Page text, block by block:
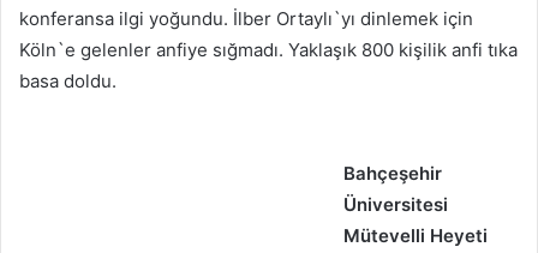
konferansa ilgi yoğundu. İlber Ortaylı`yı dinlemek için
Köln`e gelenler anfiye sığmadı. Yaklaşık 800 kişilik anfi tıka
basa doldu.
Bahçeşehir
Üniversitesi
Mütevelli Heyeti